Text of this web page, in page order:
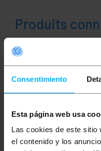
Consentimiento
Esta página web usa
Las cookies de este sitio
el contenido y los
Produits
INDISPONIBLE